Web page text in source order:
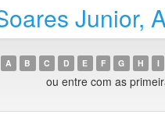
Junior,
A B C D E F G H I
ou entre com as